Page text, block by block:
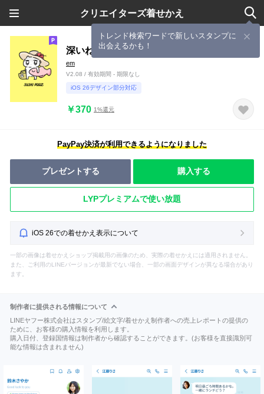
クリエイターズ着せかえ
トレンド検索ワードで新しいスタンプに
出会えるかも！
深いねこ なつ
em
V2.08 / 有効期間 - 期限なし
iOS 26デザイン部分対応
￥370 1%還元
PayPay決済が利用できるようになりました
プレゼントする 購入する
LYPプレミアムで使い放題
iOS 26での着せかえ表示について
一部の画像は着せかえショップ掲載用の画像のため、実際の着せかえには適用されません。
また、ご利用のLINEバージョンが最新でない場合、一部の画面デザインが異なる場合があり
ます。
制作者に提供される情報について
LINEヤフー株式会社はスタンプ/絵文字/着せかえ制作者への売上レポートの提供の
ために、お客様の購入情報を利用します。
購入日付、登録国情報は制作者から確認することができます。(お客様を直接識別可
能な情報は含まれません)